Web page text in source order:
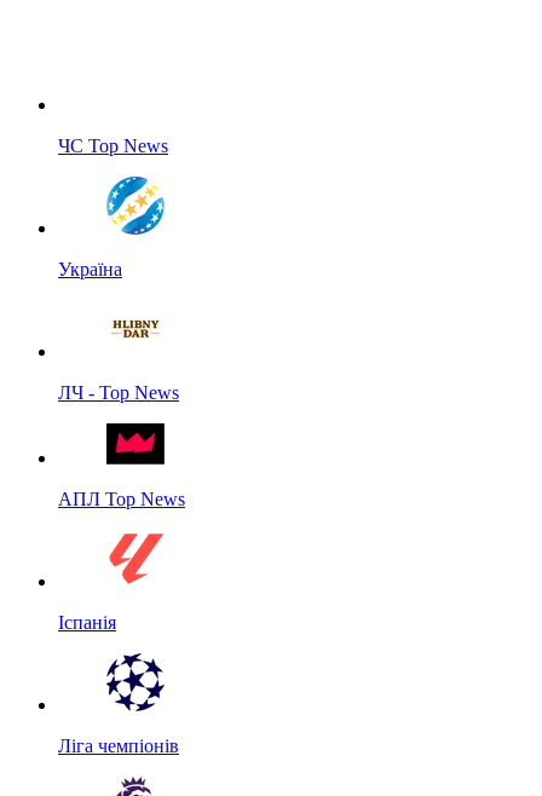
ЧС Top News
Україна
ЛЧ - Top News
АПЛ Top News
Іспанія
Ліга чемпіонів